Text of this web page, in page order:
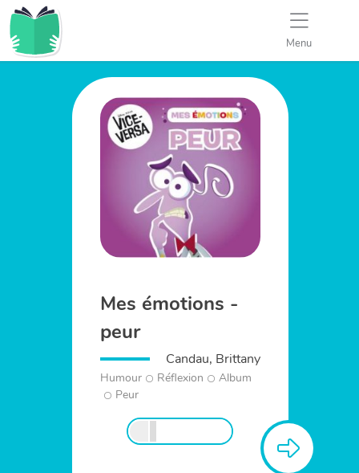
Menu
Mes émotions -
peur
Candau, Brittany
Humour Réflexion
Album
Peur